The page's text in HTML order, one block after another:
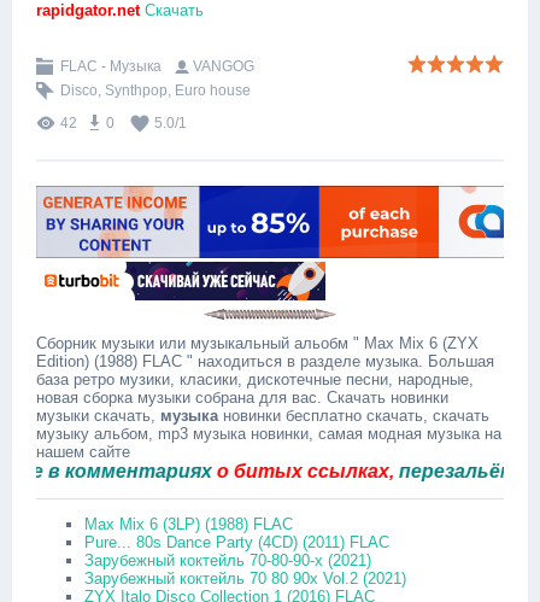
rapidgator.netСкачать
FLAC - Музыка
VANGOG
Disco, Synthpop, Euro house
42
0 5.0/1
Сборник музыки или музыкальный альобм " Max Mix 6 (ZYX
Edition) (1988) FLAC " находиться в разделе музыка. Большая
база ретро музики, класики, дискотечные песни, народные,
новая сборка музыки собрана для вас. Скачать новинки
музыки скачать, музыкановинки бесплатно скачать, скачать
музыку альбом, mp3 музыка новинки, самая модная музыка на
нашем сайте
комментарияхо битых ссылках,перезальём
Max Mix 6 (3LP) (1988) FLAC
Pure... 80s Dance Party (4CD) (2011) FLAC
Зарубежный коктейль 70-80-90-х (2021)
Зарубежный коктейль 70 80 90х Vol.2 (2021)
ZYX Italo Disco Collection 1 (2016) FLAC